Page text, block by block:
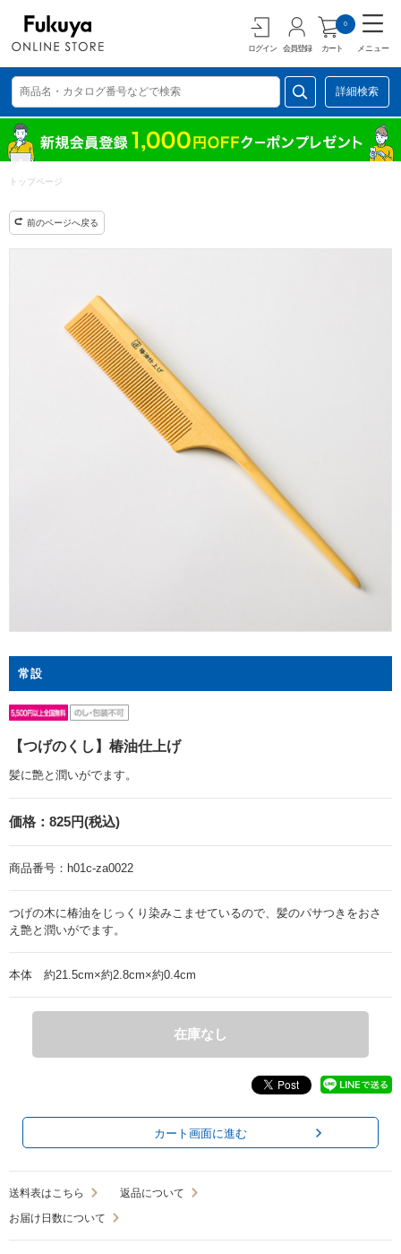
ログイン 会員登録 カート
0
メニュー
詳細検索
トップページ
前のページへ戻る
常設
【つげのくし】椿油仕上げ
髪に艶と潤いがでます。
価格： 825円(税込)
商品番号： h01c-za0022
つげの木に椿油をじっくり染みこませているので、髪のパサつきをおさ
え艶と潤いがでます。
本体 約21.5cm×約2.8cm×約0.4cm
在庫なし
カート画面に進む
送料表はこちら
返品について
お届け日数について